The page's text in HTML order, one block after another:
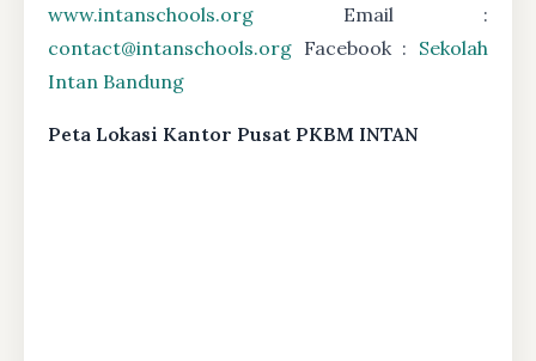
www.intanschools.org Email :
contact@intanschools.org Facebook : Sekolah
Intan Bandung
Peta Lokasi Kantor Pusat PKBM INTAN